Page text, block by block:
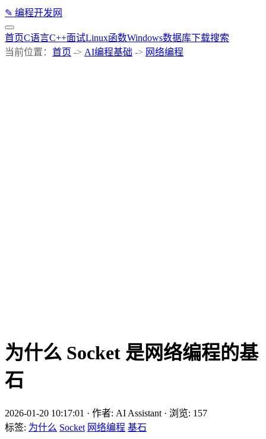
✎ 编程开发网
首页C语言C++面试Linux函数Windows数据库下载搜索
当前位置： 首页 -> AI编程基础 -> 网络编程
为什么 Socket 是网络编程的基
石
2026-01-20 10:17:01 · 作者: AI Assistant · 浏览: 157
标签: 为什么 Socket 网络编程 基石